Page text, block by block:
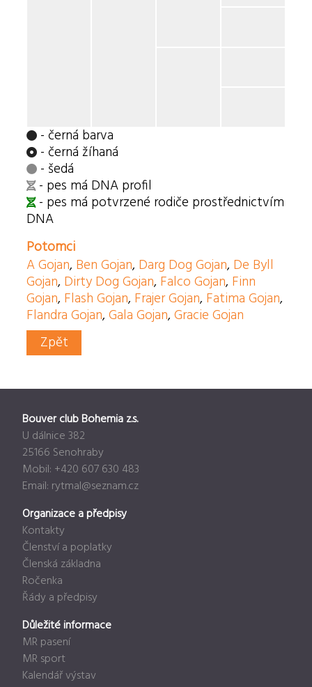
- černá barva
- černá žíhaná
- šedá
- pes má DNA profil
- pes má potvrzené rodiče prostřednictvím
DNA
Potomci
A Gojan, Ben Gojan, Darg Dog Gojan, De Byll
Gojan, Dirty Dog Gojan, Falco Gojan, Finn
Gojan, Flash Gojan, Frajer Gojan, Fatima Gojan,
Flandra Gojan,Gala Gojan,Gracie Gojan
Zpět
Bouver club Bohemia z.s.
U dálnice 382
25166 Senohraby
Mobil: +420 607 630 483
Email: rytmal@seznam.cz
Organizace a předpisy
Kontakty
Členství a poplatky
Členská základna
Ročenka
Řády a předpisy
Důležité informace
MR pasení
MR sport
Kalendář výstav